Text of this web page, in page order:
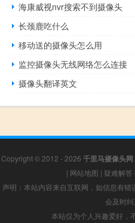
海康威视nvr搜索不到摄像头
长颈鹿吃什么
移动送的摄像头怎么用
监控摄像头无线网络怎么连接
摄像头翻译英文
Copyright © 2012 - 2026 千里马摄像头网
| 网站地图 | 疑难解答
声明：本站内容来自互联网，如信息有
会及时
本站仅为个人兴趣爱好，